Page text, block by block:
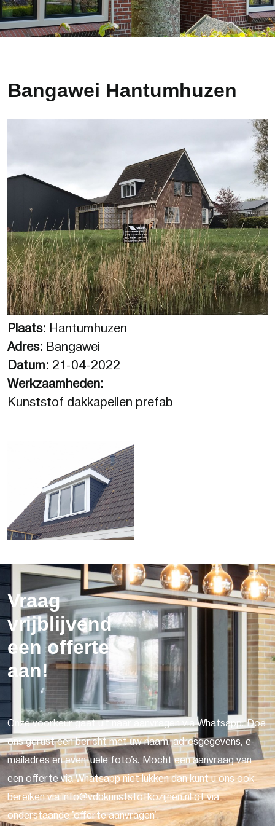
Bangawei Hantumhuzen
Plaats: Hantumhuzen
Adres: Bangawei
Datum: 21-04-2022
Werkzaamheden:
Kunststof dakkapellen prefab
Vraag
vrijblijvend
een offerte
aan!
Onze voorkeur gaat uit naar aanvragen via Whatsapp. Doe
ons gerust een bericht met uw naam, adresgegevens, e-
mailadres en eventuele foto's. Mocht een aanvraag van
een offerte via Whatsapp niet lukken dan kunt u ons ook
bereiken via info@vdbkunststofkozijnen.nl of via
onderstaande 'offerte aanvragen'.